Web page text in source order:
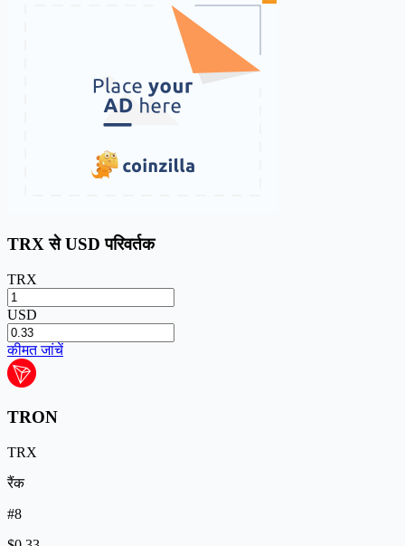
TRX से USD परिवर्तक
TRX
USD
कीमत जांचें
TRON
TRX
रैंक
#8